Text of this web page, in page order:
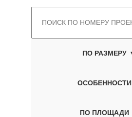
ПО РАЗМЕРУ
ОСОБЕННОСТИ
ПО ПЛОЩАДИ